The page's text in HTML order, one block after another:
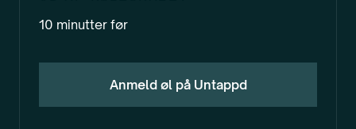
10 minutter før
Anmeld øl på Untappd